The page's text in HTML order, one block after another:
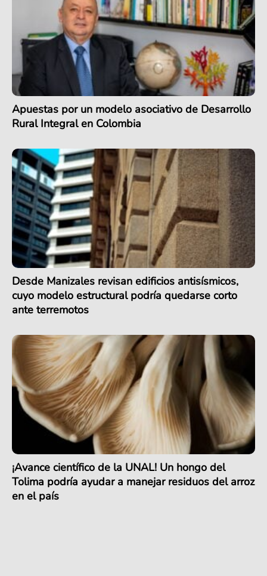
Apuestas por un modelo asociativo de Desarrollo
Rural Integral en Colombia
Desde Manizales revisan edificios antisísmicos,
cuyo modelo estructural podría quedarse corto
ante terremotos
¡Avance científico de la UNAL! Un hongo del
Tolima podría ayudar a manejar residuos del arroz
en el país